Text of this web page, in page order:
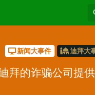
新闻大事件 迪拜大
拜的诈骗公司提